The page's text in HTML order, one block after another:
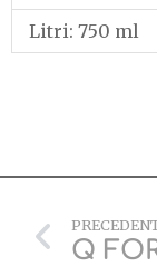
Litri: 750 ml
Q